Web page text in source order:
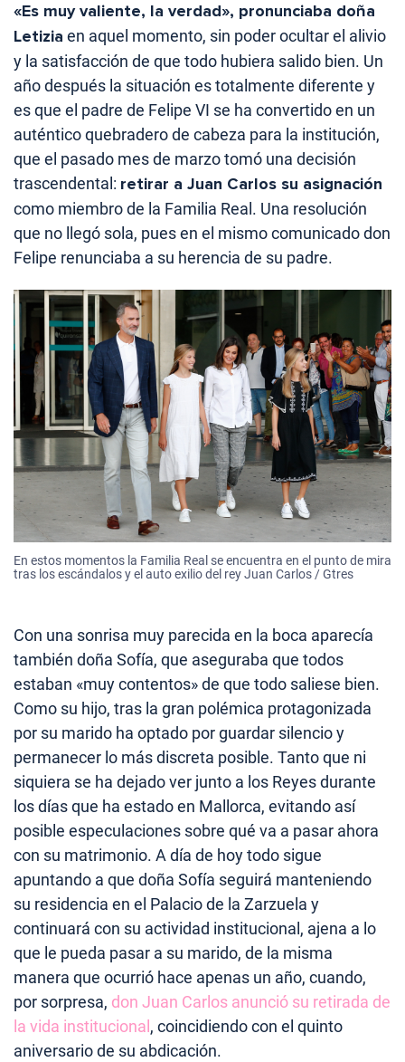
«Es muy valiente, la verdad», pronunciaba doña
Letizia en aquel momento, sin poder ocultar el alivio
y la satisfacción de que todo hubiera salido bien. Un
año después la situación es totalmente diferente y
es que el padre de Felipe VI se ha convertido en un
auténtico quebradero de cabeza para la institución,
que el pasado mes de marzo tomó una decisión
trascendental: retirar a Juan Carlos su asignación
como miembro de la Familia Real. Una resolución
que no llegó sola, pues en el mismo comunicado don
Felipe renunciaba a su herencia de su padre.
En estos momentos la Familia Real se encuentra en el punto de mira
tras los escándalos y el auto exilio del rey Juan Carlos / Gtres
Con una sonrisa muy parecida en la boca aparecía
también doña Sofía, que aseguraba que todos
estaban «muy contentos» de que todo saliese bien.
Como su hijo, tras la gran polémica protagonizada
por su marido ha optado por guardar silencio y
permanecer lo más discreta posible. Tanto que ni
siquiera se ha dejado ver junto a los Reyes durante
los días que ha estado en Mallorca, evitando así
posible especulaciones sobre qué va a pasar ahora
con su matrimonio. A día de hoy todo sigue
apuntando a que doña Sofía seguirá manteniendo
su residencia en el Palacio de la Zarzuela y
continuará con su actividad institucional, ajena a lo
que le pueda pasar a su marido, de la misma
manera que ocurrió hace apenas un año, cuando,
por sorpresa, don Juan Carlos anunció su retirada de
la vida institucional , coincidiendo con el quinto
aniversario de su abdicación.